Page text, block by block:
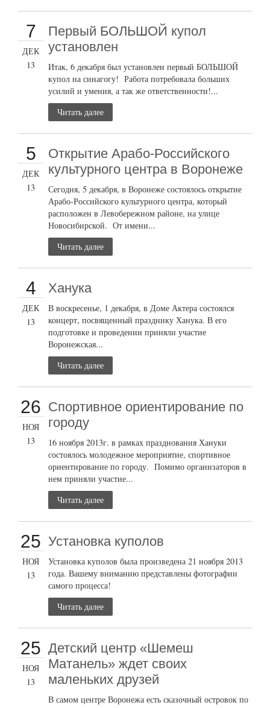
7
ДЕК
13
Первый БОЛЬШОЙ купол
установлен
Итак, 6 декабря был установлен первый БОЛЬШОЙ
купол на синагогу! Работа потребовала больших
усилий и умения, а так же ответственности!...
Читать далее
5
ДЕК
13
Открытие Арабо-Российского
культурного центра в Воронеже
Сегодня, 5 декабря, в Воронеже состоялось открытие
Арабо-Российского культурного центра, который
расположен в Левобережном районе, на улице
Новосибирской. От имени...
Читать далее
4
ДЕК
13
Ханука
В воскресенье, 1 декабря, в Доме Актера состоялся
концерт, посвященный празднику Ханука. В его
подготовке и проведении приняли участие
Воронежская...
Читать далее
26
НОЯ
13
Cпортивное ориентирование по
городу
16 ноября 2013г. в рамках празднования Хануки
состоялось молодежное мероприятие, спортивное
ориентирование по городу. Помимо организаторов в
нем приняли участие...
Читать далее
25
НОЯ
13
Установка куполов
Установка куполов была произведена 21 ноября 2013
года. Вашему вниманию представлены фотографии
самого процесса!
Читать далее
25
НОЯ
13
Детский центр «Шемеш
Матанель» ждет своих
маленьких друзей
В самом центре Воронежа есть сказочный островок по